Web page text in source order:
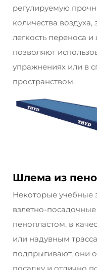
регулируемую
количества воздуха,
легкость переноса и
позволяют
упражнениях или в
пространством.
Шлема из
Некоторые учебные
взлетно-
пенопластом, в
или надувным
подпрыгивают, они
посадку и отлично